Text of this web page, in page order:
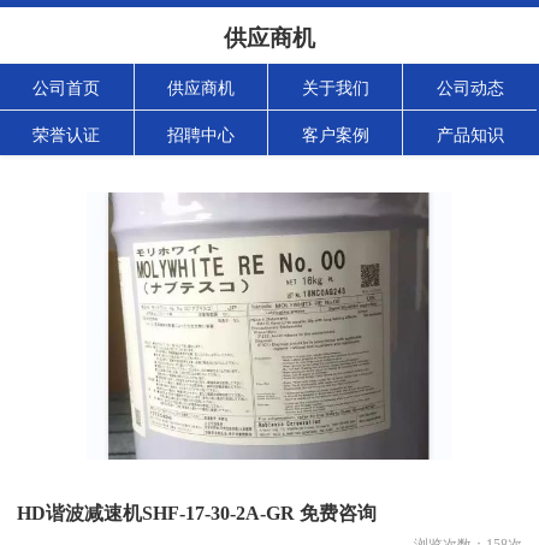
供应商机
公司首页 供应商机 关于我们 公司动态
荣誉认证 招聘中心 客户案例 产品知识
HD谐波减速机SHF-17-30-2A-GR 免费咨询